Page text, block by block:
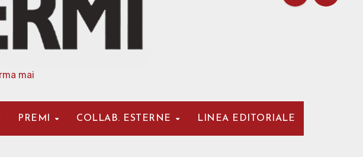
mai
PREMI COLLAB. ESTERNE LINEA EDITORIALE